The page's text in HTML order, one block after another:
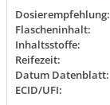
Dosierempfehlung:
Flascheninhalt:
Inhaltsstoffe:
Reifezeit:
Datum Datenblatt:
ECID/UFI: